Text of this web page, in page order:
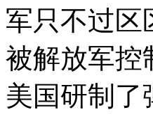
军只不过区
被解放军控
美国研制了